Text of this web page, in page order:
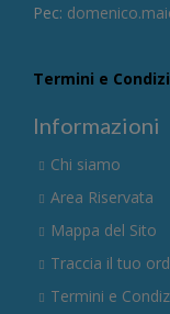
Pec:
Termini e
Informazioni
Chi siamo
Area Riservata
Mappa del Sito
Traccia il tuo
Termini e